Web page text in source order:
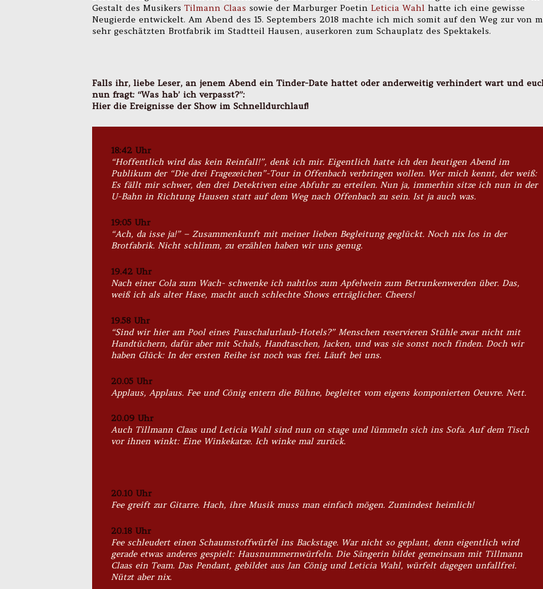
Gestalt des Musikers Tilmann Claas sowie der Marburger Poetin Leticia Wahl hatte ich eine gewisse
Neugierde entwickelt. Am Abend des 15. Septembers 2018 machte ich mich somit auf den Weg zur von
sehr geschätzten Brotfabrik im Stadtteil Hausen, auserkoren zum Schauplatz des Spektakels.
Falls ihr, liebe Leser, an jenem Abend ein Tinder-Date hattet oder anderweitig verhindert wart und
nun fragt: “Was hab’ ich verpasst?”:
Hier die Ereignisse der Show im Schnelldurchlauf!
18:42 Uhr
“Hoffentlich wird das kein Reinfall!”, denk ich mir. Eigentlich hatte ich den heutigen Abend im
Publikum der “Die drei Fragezeichen”-Tour in Offenbach verbringen wollen. Wer mich kennt, der weiß:
Es fällt mir schwer, den drei Detektiven eine Abfuhr zu erteilen. Nun ja, immerhin sitze ich nun in der
U-Bahn in Richtung Hausen statt auf dem Weg nach Offenbach zu sein. Ist ja auch was.
19:05 Uhr
“Ach, da isse ja!” – Zusammenkunft mit meiner lieben Begleitung geglückt. Noch nix los in der
Brotfabrik. Nicht schlimm, zu erzählen haben wir uns genug.
19.42 Uhr
Nach einer Cola zum Wach- schwenke ich nahtlos zum Apfelwein zum Betrunkenwerden über. Das,
weiß ich als alter Hase, macht auch schlechte Shows erträglicher. Cheers!
19.58 Uhr
“Sind wir hier am Pool eines Pauschalurlaub-Hotels?” Menschen reservieren Stühle zwar nicht mit
Handtüchern, dafür aber mit Schals, Handtaschen, Jacken, und was sie sonst noch finden. Doch wir
haben Glück: In der ersten Reihe ist noch was frei. Läuft bei uns.
20.05 Uhr
Applaus, Applaus. Fee und Cönig entern die Bühne, begleitet vom eigens komponierten Oeuvre. Nett.
20.09 Uhr
Auch Tillmann Claas und Leticia Wahl sind nun on stage und lümmeln sich ins Sofa. Auf dem Tisch
vor ihnen winkt: Eine Winkekatze. Ich winke mal zurück.
20.10 Uhr
Fee greift zur Gitarre. Hach, ihre Musik muss man einfach mögen. Zumindest heimlich!
20.18 Uhr
Fee schleudert einen Schaumstoffwürfel ins Backstage. War nicht so geplant, denn eigentlich wird
gerade etwas anderes gespielt: Hausnummernwürfeln. Die Sängerin bildet gemeinsam mit Tillmann
Claas ein Team. Das Pendant, gebildet aus Jan Cönig und Leticia Wahl, würfelt dagegen unfallfrei.
Nützt aber nix.